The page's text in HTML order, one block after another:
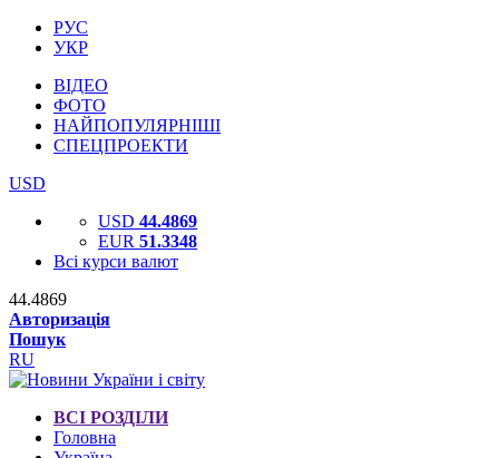
РУС
УКР
ВІДЕО
ФОТО
НАЙПОПУЛЯРНІШІ
СПЕЦПРОЕКТИ
USD
USD 44.4869
EUR 51.3348
Всі курси валют
44.4869
Авторизація
Пошук
RU
ВСІ РОЗДІЛИ
Головна